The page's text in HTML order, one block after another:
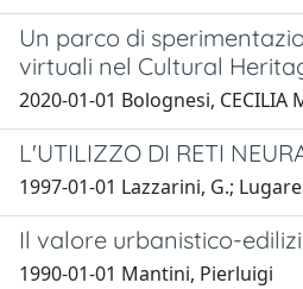
Un parco di
virtuali nel Cultural
2020-01-01 Bolognesi, CECILIA
L'UTILIZZO DI RETI
1997-01-01 Lazzarini, G.;
Il valore urbanistico-
1990-01-01 Mantini, Pierluigi